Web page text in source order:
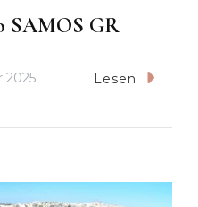
SAMOS GR
2025 Lesen